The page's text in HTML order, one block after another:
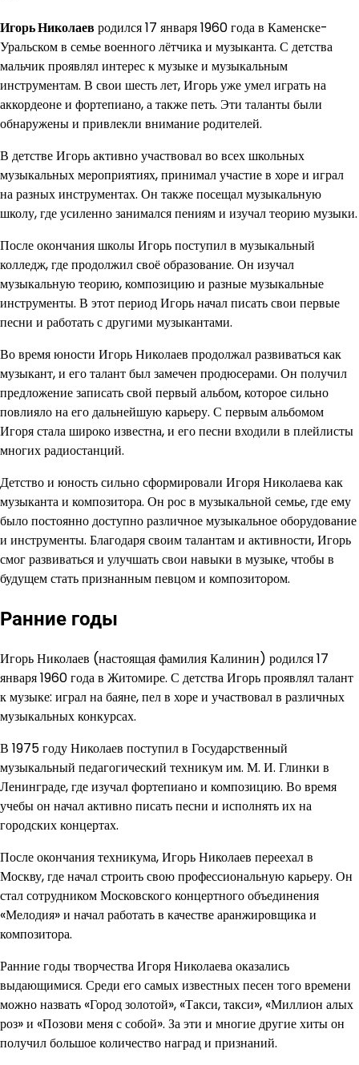
Игорь Николаевродился 17 января 1960 года в Каменске-
Уральском в семье военного лётчика и музыканта. С детства
мальчик проявлял интерес к музыке и музыкальным
инструментам. В свои шесть лет, Игорь уже умел играть на
аккордеоне и фортепиано, а также петь. Эти таланты были
обнаружены и привлекли внимание родителей.
В детстве Игорь активно участвовал во всех школьных
музыкальных мероприятиях, принимал участие в хоре и играл
на разных инструментах. Он также посещал музыкальную
школу, где усиленно занимался пениям и изучал теорию музыки.
После окончания школы Игорь поступил в музыкальный
колледж, где продолжил своё образование. Он изучал
музыкальную теорию, композицию и разные музыкальные
инструменты. В этот период Игорь начал писать свои первые
песни и работать с другими музыкантами.
Во время юности Игорь Николаев продолжал развиваться как
музыкант, и его талант был замечен продюсерами. Он получил
предложение записать свой первый альбом, которое сильно
повлияло на его дальнейшую карьеру. С первым альбомом
Игоря стала широко известна, и его песни входили в плейлисты
многих радиостанций.
Детство и юность сильно сформировали Игоря Николаева как
музыканта и композитора. Он рос в музыкальной семье, где ему
было постоянно доступно различное музыкальное оборудование
и инструменты. Благодаря своим талантам и активности, Игорь
смог развиваться и улучшать свои навыки в музыке, чтобы в
будущем стать признанным певцом и композитором.
Ранние годы
Игорь Николаев (настоящая фамилия Калинин) родился 17
января 1960 года в Житомире. С детства Игорь проявлял талант
к музыке: играл на баяне, пел в хоре и участвовал в различных
музыкальных конкурсах.
В 1975 году Николаев поступил в Государственный
музыкальный педагогический техникум им. М. И. Глинки в
Ленинграде, где изучал фортепиано и композицию. Во время
учебы он начал активно писать песни и исполнять их на
городских концертах.
После окончания техникума, Игорь Николаев переехал в
Москву, где начал строить свою профессиональную карьеру. Он
стал сотрудником Московского концертного объединения
«Мелодия» и начал работать в качестве аранжировщика и
композитора.
Ранние годы творчества Игоря Николаева оказались
выдающимися. Среди его самых известных песен того времени
можно назвать «Город золотой», «Такси, такси», «Миллион алых
роз» и «Позови меня с собой». За эти и многие другие хиты он
получил большое количество наград и признаний.